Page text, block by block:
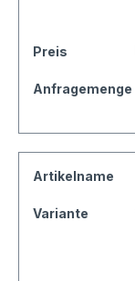
Preis
Anfragemenge
Artikelname
Variante